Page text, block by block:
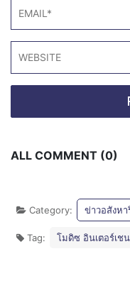
ALL COMMENT (0)
Category: ข่าวอสังห
Tag: โมดิซ อินเตอร์เช